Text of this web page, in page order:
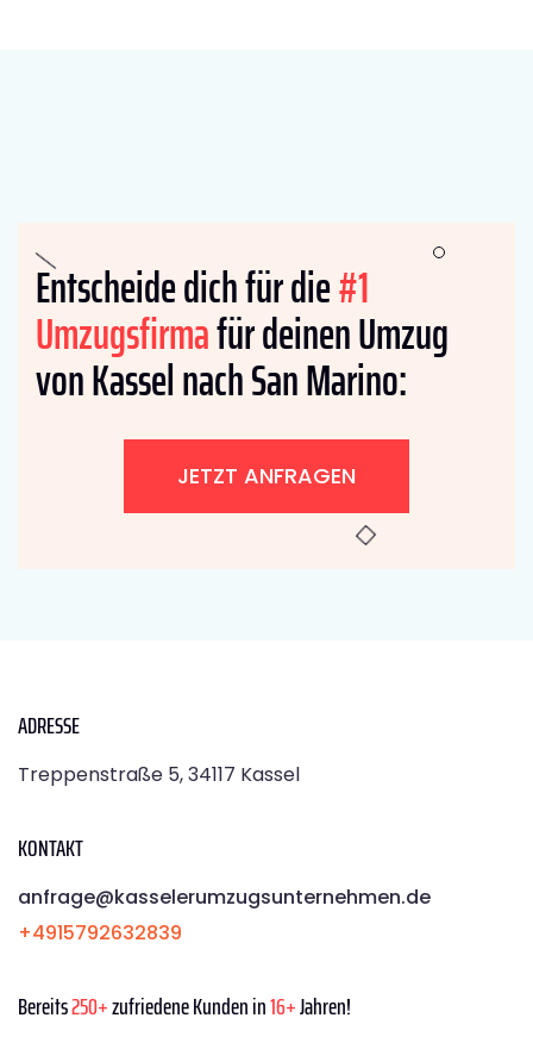
Entscheide dich für die#1
Umzugsfirmafür deinen Umzug
von Kassel nach San Marino:
JETZT ANFRAGEN
ADRESSE
Treppenstraße 5, 34117 Kassel
KONTAKT
anfrage@kasselerumzugsunternehmen.de
+4915792632839
Bereits250+zufriedene Kunden in16+Jahren!